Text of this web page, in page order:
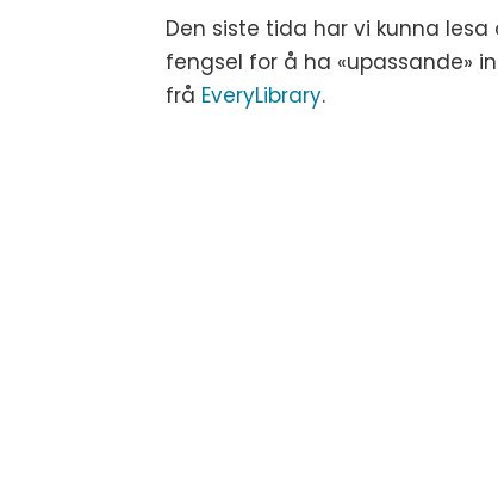
Den siste tida har vi kunna
fengsel for å ha «upassande»
frå EveryLibrary.